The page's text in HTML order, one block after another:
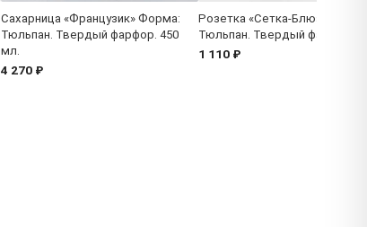
Сахарница «Французик» Форма:
Тюльпан. Твердый фарфор. 450
мл.
4 270 ₽
Розетка «Сетка-Блюз»
Тюльпан. Твердый фарфор.
1 110 ₽